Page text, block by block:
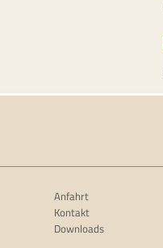
Anfahrt
Kontakt
Downloads